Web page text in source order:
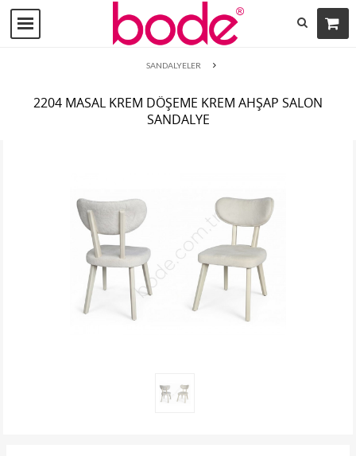
SANDALYELER
2204 MASAL KREM DÖŞEME KREM AHŞAP SALON
SANDALYE